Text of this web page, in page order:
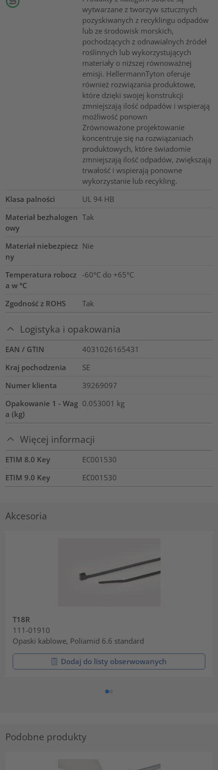
wytwarzane z tworzyw sztucznych
pozyskiwanych z recyklingu odpadów
lub ze środowisk morskich,
pochodzących z odnawialnych źródeł
roślinnych lub wykorzystujących
materiały o niższej równoważnej
emisji. HellermannTyton oferuje
również rozwiązania produktowe,
które dzięki swojej konstrukcji
zmniejszają ilość odpadów i wspierają
możliwość ponown
Zrównoważone projektowanie
koncentruje się na rozwiązaniach
produktowych, które świadomie
zmniejszają ilość odpadów, zwiększają
trwałość i wspierają ponowne
wykorzystanie lub recykling.
Klasa palności
UL 94 HB
Materiał bezhalogen
owy
Tak
Materiał niebezpiecz
ny
Nie
Temperatura robocz
a w °C
-60°C do +65°C
Zgodność z ROHS Tak
Logistyka i opakowania
EAN / GTIN
4031026165431
Kraj pochodzenia
SE
Numer klienta
39269097
Opakowanie 1 - Wag
a (kg)
0.053001 kg
Więcej informacji
ETIM 8.0 Key
EC001530
ETIM 9.0 Key
EC001530
Akcesoria
T18R
111-01910
Opaski kablowe, Poliamid 6.6 standard
Dodaj do listy obserwowanych
Podobne produkty